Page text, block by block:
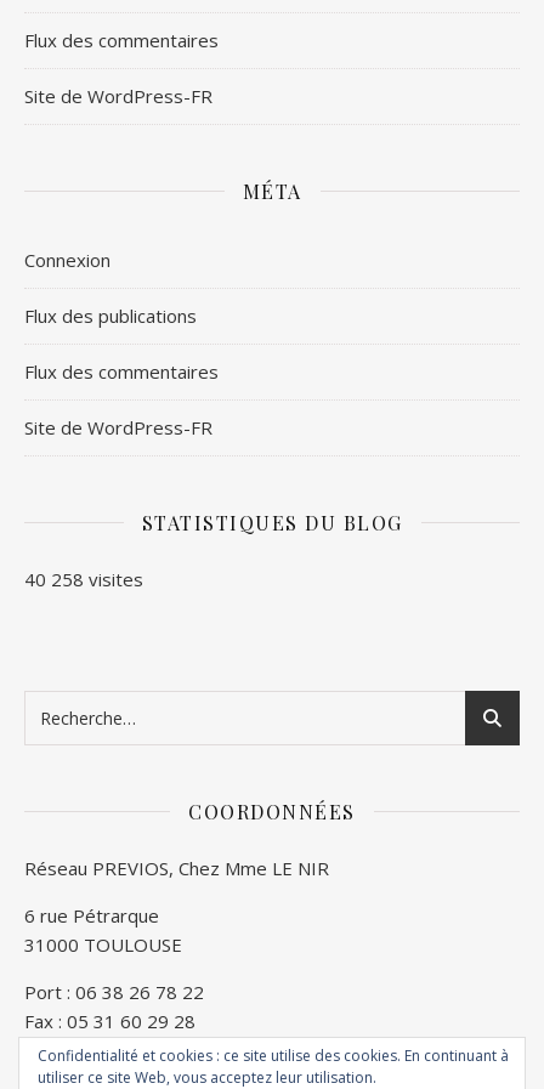
Flux des commentaires
Site de WordPress-FR
MÉTA
Connexion
Flux des publications
Flux des commentaires
Site de WordPress-FR
STATISTIQUES DU BLOG
40 258 visites
COORDONNÉES
Réseau PREVIOS, Chez Mme LE NIR
6 rue Pétrarque
31000 TOULOUSE
Port : 06 38 26 78 22
Fax : 05 31 60 29 28
E mail : accueil@reseauprevios.Fr
Confidentialité et cookies : ce site utilise des cookies. En continuant à
utiliser ce site Web, vous acceptez leur utilisation.